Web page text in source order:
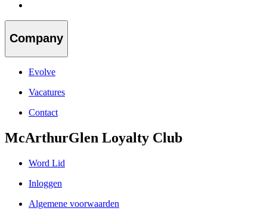
Company
Evolve
Vacatures
Contact
McArthurGlen Loyalty Club
Word Lid
Inloggen
Algemene voorwaarden